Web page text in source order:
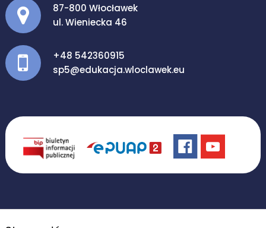
Adres pocztowy:
87-800 Włocławek
ul. Wieniecka 46
+48 542360915
sp5@edukacja.wloclawek.eu